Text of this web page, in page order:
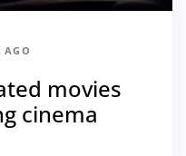
AGO
movies
cinema